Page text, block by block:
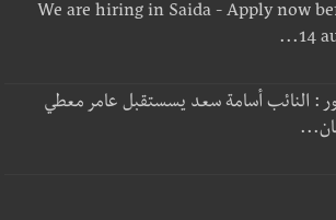
We are hiring in Saida - Apply now
14
: النائب أسامة سعد يسستقبل عامر معطي